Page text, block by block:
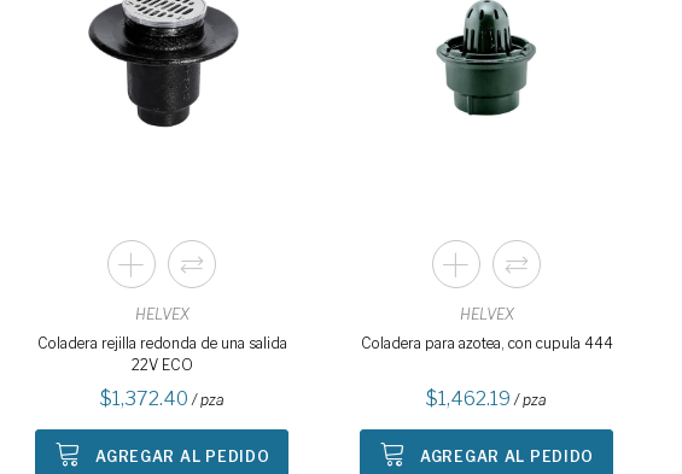
HELVEX
Coladera rejilla redonda de una salida
22V ECO
1,372.40 / pza
AGREGAR AL PEDIDO
HELVEX
Coladera para azotea, con cupula 444
1,462.19 / pza
AGREGAR AL PEDIDO